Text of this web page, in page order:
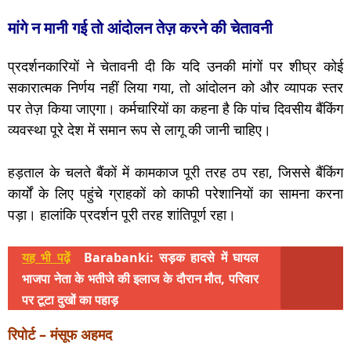
मांगे न मानी गई तो आंदोलन तेज़ करने की चेतावनी
प्रदर्शनकारियों ने चेतावनी दी कि यदि उनकी मांगों पर शीघ्र कोई
सकारात्मक निर्णय नहीं लिया गया, तो आंदोलन को और व्यापक स्तर
पर तेज़ किया जाएगा। कर्मचारियों का कहना है कि पांच दिवसीय बैंकिंग
व्यवस्था पूरे देश में समान रूप से लागू की जानी चाहिए।
हड़ताल के चलते बैंकों में कामकाज पूरी तरह ठप रहा, जिससे बैंकिंग
कार्यों के लिए पहुंचे ग्राहकों को काफी परेशानियों का सामना करना
पड़ा। हालांकि प्रदर्शन पूरी तरह शांतिपूर्ण रहा।
यह भी पढ़ें
Barabanki: सड़क हादसे में घायल
भाजपा नेता के भतीजे की इलाज के दौरान मौत, परिवार
पर टूटा दुखों का पहाड़
रिपोर्ट – मंसूफ अहमद